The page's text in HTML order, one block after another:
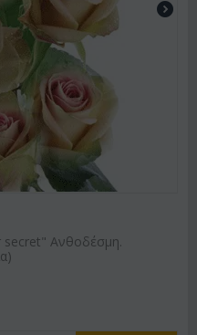
secret" Ανθοδέσμη.